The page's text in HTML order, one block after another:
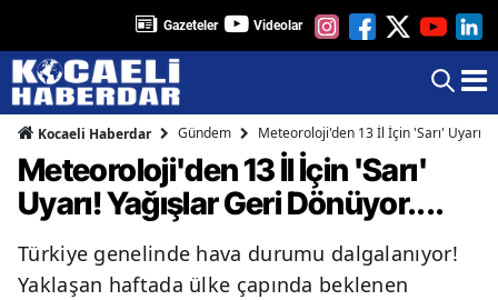
Gazeteler Videolar
Kocaeli Haberdar Gündem Meteoroloji'den 13 İl İçin 'Sarı' Uyarı!
Meteoroloji'den 13 İl İçin 'Sarı'
Uyarı! Yağışlar Geri Dönüyor....
Türkiye genelinde hava durumu dalgalanıyor!
Yaklaşan haftada ülke çapında beklenen